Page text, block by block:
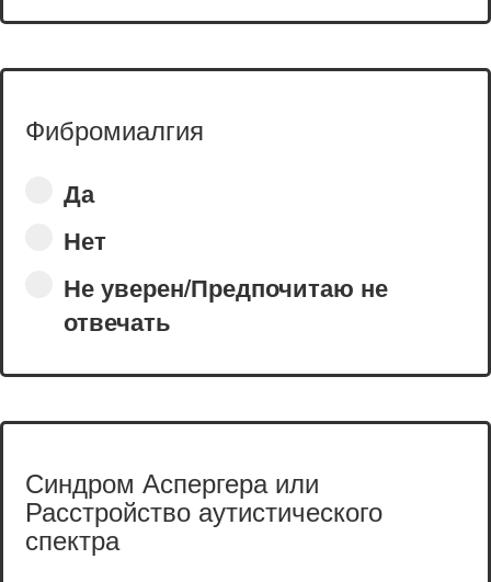
Фибромиалгия
Да
Нет
Не уверен/Предпочитаю не
отвечать
Синдром Аспергера или
Расстройство аутистического
спектра